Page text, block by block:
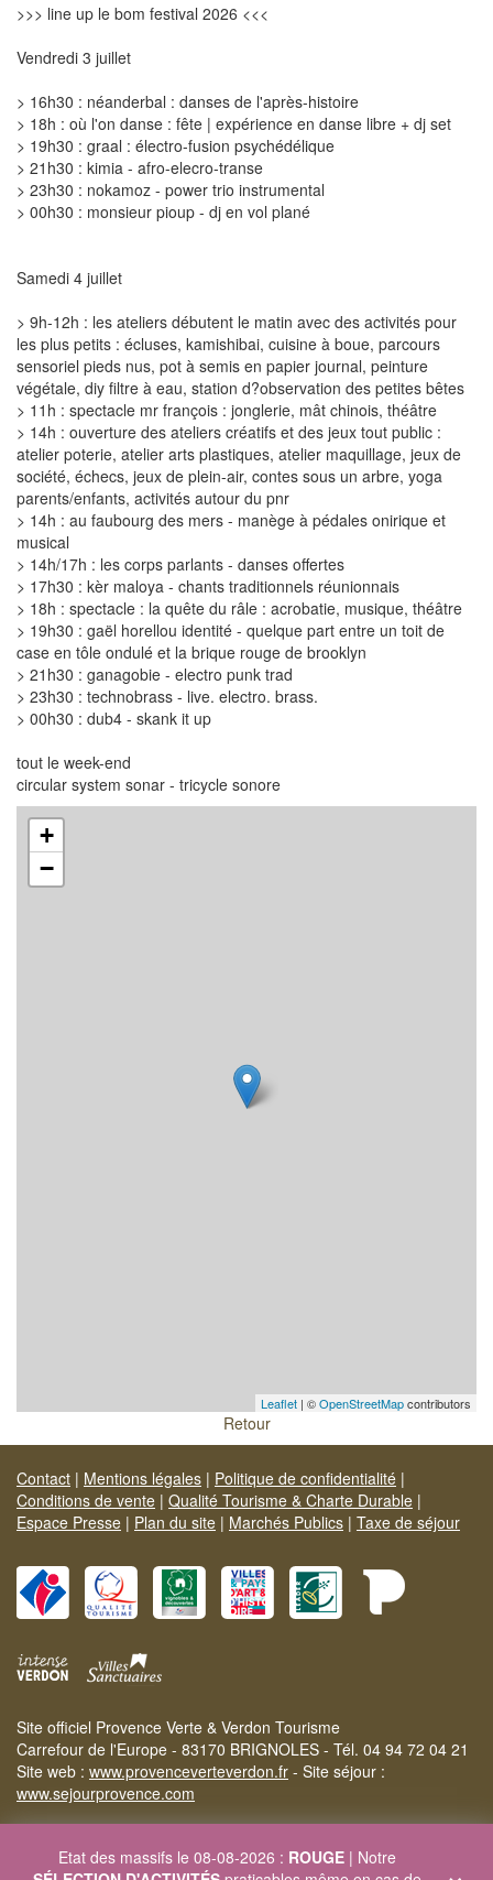
>>> line up le bom festival 2026 <<<
Vendredi 3 juillet
> 16h30 : néanderbal : danses de l'après-histoire
> 18h : où l'on danse : fête | expérience en danse libre + dj set
> 19h30 : graal : électro-fusion psychédélique
> 21h30 : kimia - afro-elecro-transe
> 23h30 : nokamoz - power trio instrumental
> 00h30 : monsieur pioup - dj en vol plané
Samedi 4 juillet
> 9h-12h : les ateliers débutent le matin avec des activités pour
les plus petits : écluses, kamishibai, cuisine à boue, parcours
sensoriel pieds nus, pot à semis en papier journal, peinture
végétale, diy filtre à eau, station d?observation des petites bêtes
> 11h : spectacle mr françois : jonglerie, mât chinois, théâtre
> 14h : ouverture des ateliers créatifs et des jeux tout public :
atelier poterie, atelier arts plastiques, atelier maquillage, jeux de
société, échecs, jeux de plein-air, contes sous un arbre, yoga
parents/enfants, activités autour du pnr
> 14h : au faubourg des mers - manège à pédales onirique et
musical
> 14h/17h : les corps parlants - danses offertes
> 17h30 : kèr maloya - chants traditionnels réunionnais
> 18h : spectacle : la quête du râle : acrobatie, musique, théâtre
> 19h30 : gaël horellou identité - quelque part entre un toit de
case en tôle ondulé et la brique rouge de brooklyn
> 21h30 : ganagobie - electro punk trad
> 23h30 : technobrass - live. electro. brass.
> 00h30 : dub4 - skank it up
tout le week-end
circular system sonar - tricycle sonore
+
−
Leaflet | ©OpenStreetMapcontributors
Retour
Contact | Mentions légales | Politique de confidentialité |
Conditions de vente | Qualité Tourisme & Charte Durable |
Espace Presse | Plan du site | Marchés Publics | Taxe de séjour
Site officiel Provence Verte & Verdon Tourisme
Carrefour de l'Europe - 83170 BRIGNOLES - Tél. 04 94 72 04 21
Site web : www.provenceverteverdon.fr - Site séjour :
www.sejourprovence.com
Etat des massifs le 08-08-2026 : ROUGE | Notre